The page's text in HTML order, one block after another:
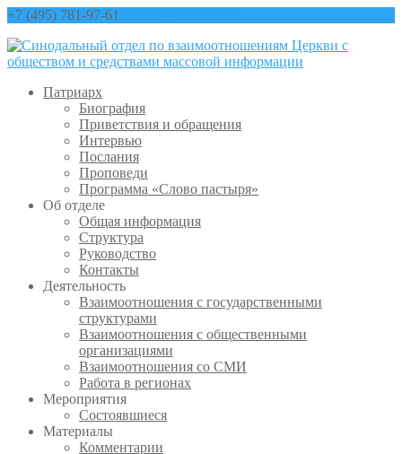
+7 (495) 781-97-61
Патриарх
Биография
Приветствия и обращения
Интервью
Послания
Проповеди
Программа «Слово пастыря»
Об отделе
Общая информация
Структура
Руководство
Контакты
Деятельность
Взаимоотношения с государственными
структурами
Взаимоотношения с общественными
организациями
Взаимоотношения со СМИ
Работа в регионах
Мероприятия
Состоявшиеся
Материалы
Комментарии